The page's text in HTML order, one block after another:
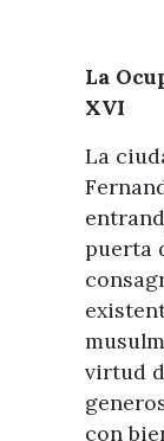
La
XVI
La
puerta
virtud
con